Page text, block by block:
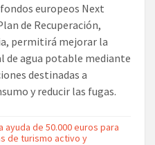
europeos Next
de Recuperación,
permitirá mejorar la
de agua potable mediante
destinadas a
y reducir las fugas.
de 50.000 euros para
de turismo activo y